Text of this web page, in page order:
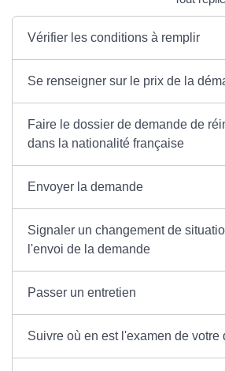
Vérifier les conditions à remplir
Se renseigner sur le prix de la
Faire le dossier de demande de
dans la nationalité française
Envoyer la demande
Signaler un changement de
l'envoi de la demande
Passer un entretien
Suivre où en est l'examen de votre